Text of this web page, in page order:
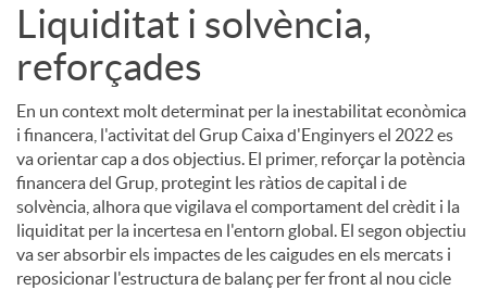
Liquiditat i solvència,
reforçades
En un context molt determinat per la inestabilitat econòmica
i financera, l'activitat del Grup Caixa d'Enginyers el 2022 es
va orientar cap a dos objectius. El primer, reforçar la potència
financera del Grup, protegint les ràtios de capital i de
solvència, alhora que vigilava el comportament del crèdit i la
liquiditat per la incertesa en l'entorn global. El segon objectiu
va ser absorbir els impactes de les caigudes en els mercats i
reposicionar l'estructura de balanç per fer front al nou cicle